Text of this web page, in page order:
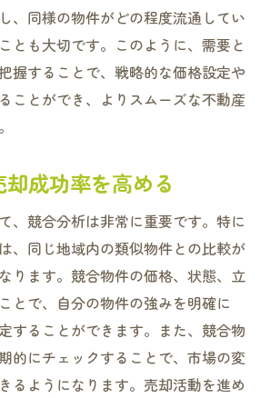
サポートを受けるメリット
短縮するための効率的な手法
を成功に導くチェックリスト
活に向けた準備
、同様の物件がどの程度流通してい
とも大切です。このように、需要と
握することで、戦略的な価格設定や
ことができ、よりスムーズな不動産
成功率を高める
、競合分析は非常に重要です。特に
、同じ地域内の類似物件との比較が
ります。競合物件の価格、状態、立
とで、自分の物件の強みを明確に
することができます。また、競合物
的にチェックすることで、市場の変
るようになります。売却活動を進め